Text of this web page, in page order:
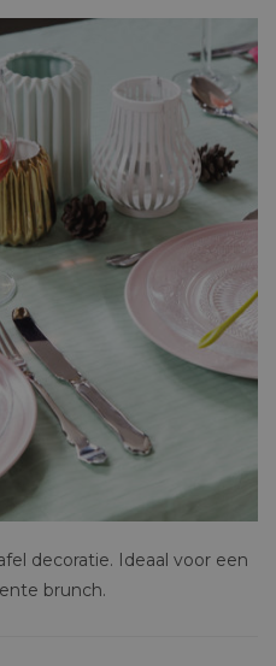
decoratie. Ideaal voor een
brunch.